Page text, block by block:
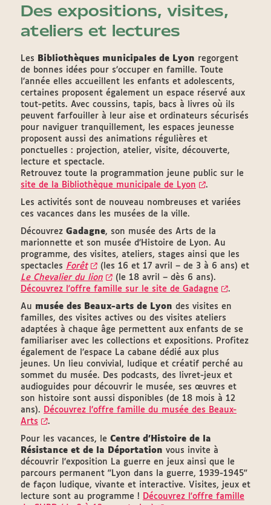
Des expositions, visites,
ateliers et lectures
Les Bibliothèques municipales de Lyon regorgent
de bonnes idées pour s’occuper en famille. Toute
l’année elles accueillent les enfants et adolescents,
certaines proposent également un espace réservé aux
tout-petits. Avec coussins, tapis, bacs à livres où ils
peuvent farfouiller à leur aise et ordinateurs sécurisés
pour naviguer tranquillement, les espaces jeunesse
proposent aussi des animations régulières et
ponctuelles : projection, atelier, visite, découverte,
lecture et spectacle.
Retrouvez toute la programmation jeune public sur le
site de la Bibliothèque municipale de Lyon
.
Les activités sont de nouveau nombreuses et variées
ces vacances dans les musées de la ville.
Découvrez Gadagne, son musée des Arts de la
marionnette et son musée d’Histoire de Lyon. Au
programme, des visites, ateliers, stages ainsi que les
spectacles Forêt
(les 16 et 17 avril – de 3 à 6 ans) et
Le Chevalier du lion
(le 18 avril – dès 6 ans).
Découvrez l'offre famille sur le site de Gadagne
.
Au musée des Beaux-arts de Lyon des visites en
familles, des visites actives ou des visites ateliers
adaptées à chaque âge permettent aux enfants de se
familiariser avec les collections et expositions. Profitez
également de l’espace La cabane dédié aux plus
jeunes. Un lieu convivial, ludique et créatif perché au
sommet du musée. Des podcasts, des livret-jeux et
audioguides pour découvrir le musée, ses œuvres et
son histoire sont aussi disponibles (de 18 mois à 12
ans).
Découvrez l’offre famille du musée des Beaux-
Arts
.
Pour les vacances, le Centre d'Histoire de la
Résistance et de la Déportation vous invite à
découvrir l’exposition La guerre en jeux ainsi que le
parcours permanent "Lyon dans la guerre, 1939-1945"
de façon ludique, vivante et interactive. Visites, jeux et
lecture sont au programme !
Découvrez l'offre famille